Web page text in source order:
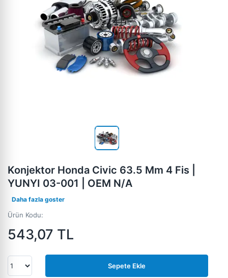
Konjektor Honda Civic 63.5 Mm 4 Fis |
YUNYI 03-001 | OEM N/A
Daha fazla goster
Ürün Kodu:
543,07 TL
Sepete Ekle